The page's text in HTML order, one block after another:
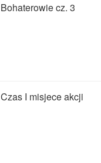
Bohaterowie cz. 3
Czas I misjece akcji